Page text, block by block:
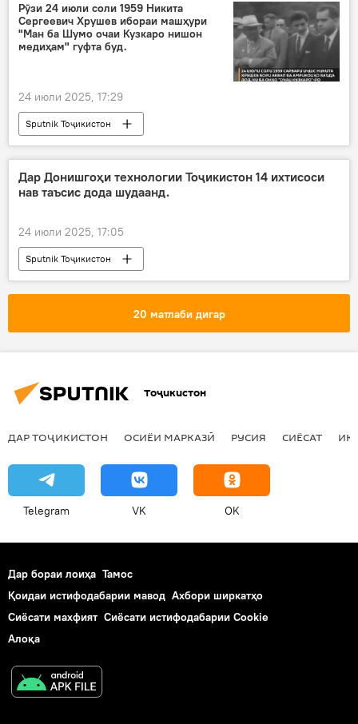
Рӯзи 24 июли соли 1959 Никита
Сергеевич Хрушев ибораи машҳури
"Ман ба Шумо очаи Кузкаро нишон
медиҳам" гуфта буд.
24 июли 2025, 17:29
Sputnik Тоҷикистон
Дар Донишгоҳи технологии Тоҷикистон 14 ихтисоси
нав таъсис дода шудаанд.
24 июли 2025, 17:05
Sputnik Тоҷикистон
20 матлаби дигар
Тоҷикистон
ДАР ТОҶИКИСТОН ОСИЁИ МАРКАЗӢ РУСИЯ СИЁСАТ
Telegram VK OK
Дар бораи лоиҳа Тамос
Қоидаи истифодабарии мавод Ахбори ширкатҳо
Сиёсати махфият Сиёсати истифодабарии Cookie
Алоқа